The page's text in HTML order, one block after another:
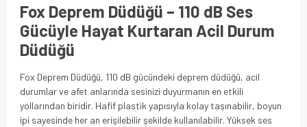
Fox Deprem Düdüğü – 110 dB Ses
Gücüyle Hayat Kurtaran Acil Durum
Düdüğü
Fox Deprem Düdüğü, 110 dB gücündeki deprem düdüğü, acil
durumlar ve afet anlarında sesinizi duyurmanın en etkili
yollarından biridir. Hafif plastik yapısıyla kolay taşınabilir, boyun
ipi sayesinde her an erişilebilir şekilde kullanılabilir. Yüksek ses